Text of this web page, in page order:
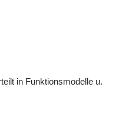
in Funktionsmodelle u.